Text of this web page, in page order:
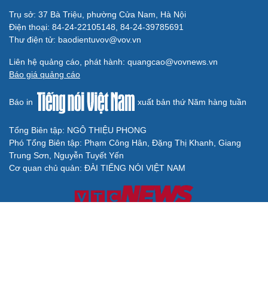
Trụ sở: 37 Bà Triệu, phường Cửa Nam, Hà Nội
Điện thoại: 84-24-22105148, 84-24-39785691
Thư điện tử: baodientuvov@vov.vn
Liên hệ quảng cáo, phát hành: quangcao@vovnews.vn
Báo giá quảng cáo
Báo in xuất bản thứ Năm hàng tuần
Tổng Biên tập: NGÔ THIỆU PHONG
Phó Tổng Biên tập: Phạm Công Hân, Đặng Thị Khanh, Giang
Trung Sơn, Nguyễn Tuyết Yến
Cơ quan chủ quản: ĐÀI TIẾNG NÓI VIỆT NAM